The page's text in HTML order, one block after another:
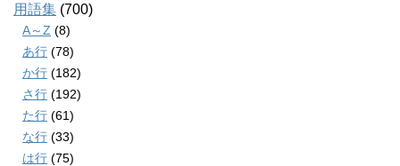
用語集 (700)
A～Z (8)
あ行 (78)
か行 (182)
さ行 (192)
た行 (61)
な行 (33)
は行 (75)